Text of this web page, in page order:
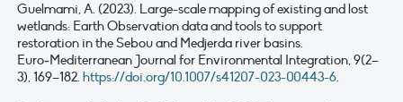
Guelmami, A. (2023). Large-scale mapping of existing and lost
wetlands: Earth Observation data and tools to support
restoration in the Sebou and Medjerda river basins.
Euro‑Mediterranean Journal for Environmental Integration, 9(2–
3), 169–182. https://doi.org/10.1007/s41207-023-00443-6.